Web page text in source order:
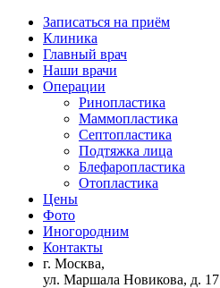
Записаться на приём
Клиника
Главный врач
Наши врачи
Операции
Ринопластика
Маммопластика
Септопластика
Подтяжка лица
Блефаропластика
Отопластика
Цены
Фото
Иногородним
Контакты
г. Москва,
ул. Маршала Новикова, д. 17